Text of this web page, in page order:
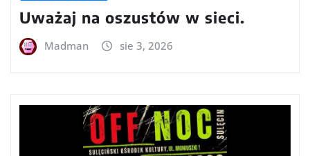
Uważaj na oszustów w sieci.
Madman sie 3, 2026